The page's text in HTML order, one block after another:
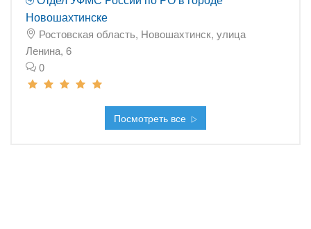
Новошахтинске
Ростовская область, Новошахтинск, улица
Ленина, 6
0
Посмотреть все